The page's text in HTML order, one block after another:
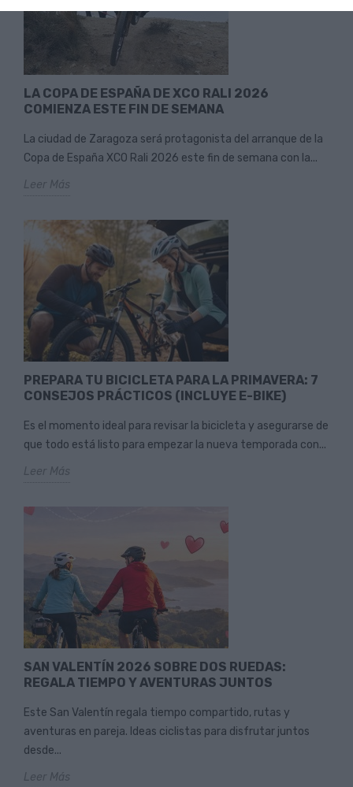
LA COPA DE ESPAÑA DE XCO RALI 2026
COMIENZA ESTE FIN DE SEMANA
La ciudad de Zaragoza será protagonista del arranque de la
Copa de España XCO Rali 2026 este fin de semana con la...
Leer Más
PREPARA TU BICICLETA PARA LA PRIMAVERA: 7
CONSEJOS PRÁCTICOS (INCLUYE E-BIKE)
Es el momento ideal para revisar la bicicleta y asegurarse de
que todo está listo para empezar la nueva temporada con...
Leer Más
SAN VALENTÍN 2026 SOBRE DOS RUEDAS:
REGALA TIEMPO Y AVENTURAS JUNTOS
Este San Valentín regala tiempo compartido, rutas y
aventuras en pareja. Ideas ciclistas para disfrutar juntos
desde...
Leer Más